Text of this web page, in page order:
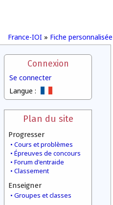
France-IOI » Fiche
Connexion
Se connecter
Langue :
Plan du site
Progresser
Cours et problèmes
Épreuves de concours
Forum d'entraide
Classement
Enseigner
Groupes et classes